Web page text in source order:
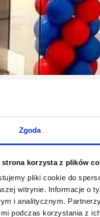
Zgoda
strona korzysta z plików
pliki cookie do
witrynie. Informacje o
i analitycznym.
podczas korzystania z
2026 r.) przychody
w okresie od 1
zł, co oznacza wzrost
od 1 kwietnia 2025 r. do
wyższe w stosunku do
do 31 marca 2026
do analogicznego